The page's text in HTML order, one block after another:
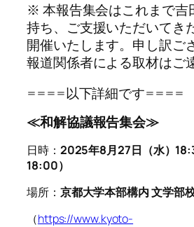
※ 本報告集会はこれまで吉
持ち、ご支援いただいてき
開催いたします。申し訳ご
報道関係者による取材はご
====以下詳細です====
≪和解協議報告集会≫
日時： 2025年8月27日（水）
18:00）
場所： 京都大学本部構内 文学部
（https://www.kyoto-